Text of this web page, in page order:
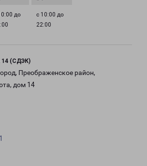
до
с 10:00 до
22:00
(СДЭК)
Преображенское район,
дом 14